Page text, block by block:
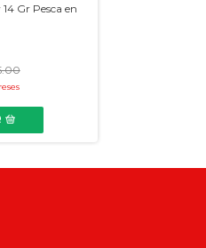
Gr Pesca en